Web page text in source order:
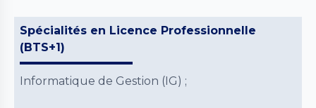
Spécialités en Licence Professionnelle
(BTS+1)
Informatique de Gestion (IG) ;